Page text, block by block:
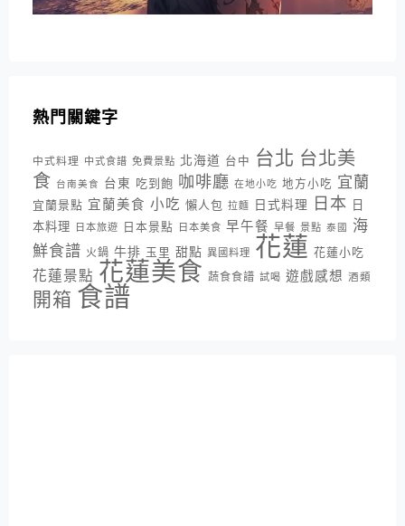
熱門關鍵字
中式料理 中式食譜 免費景點 北海道 台中 台北 台北美
食 台南美食 台東 吃到飽 咖啡廳 在地小吃 地方小吃 宜蘭
宜蘭景點 宜蘭美食 小吃 懶人包 拉麵 日式料理 日本 日
本料理
日本旅遊 日本景點 日本美食 早午餐 早餐 景點 泰國
海
鮮食譜 火鍋 牛排 玉里 甜點 異國料理 花蓮 花蓮小吃
花蓮景點 花蓮美食 蔬食食譜 試喝 遊戲感想 酒類
開箱 食譜